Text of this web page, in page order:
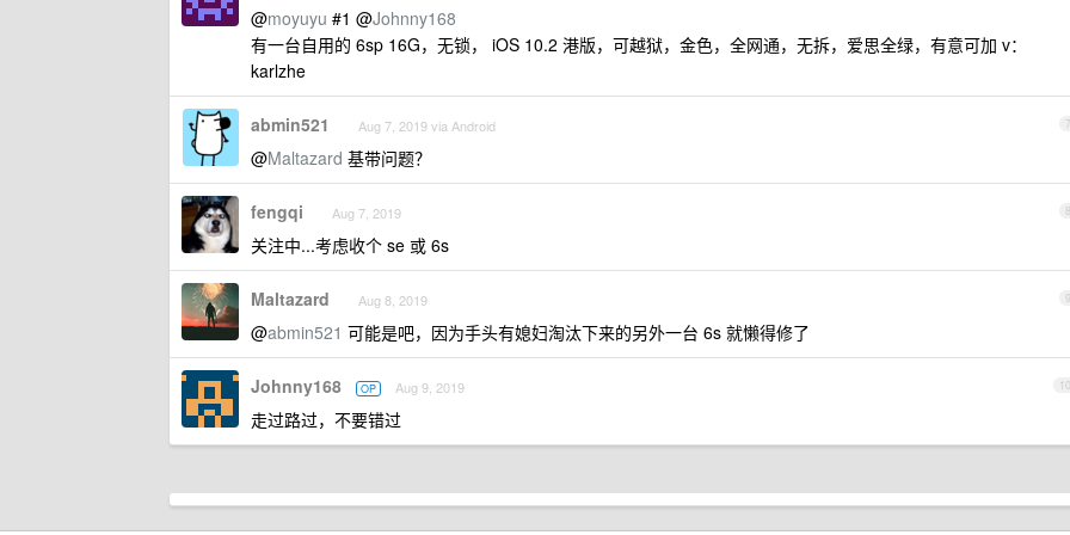
@moyuyu #1 @Johnny168
有一台自用的 6sp 16G，无锁， iOS 10.2 港版，可越狱，金色，全网通，无拆，爱思全绿，有意可加 v：
karlzhe
7
abmin521 Aug 7, 2019 via Android
@Maltazard 基带问题？
8
fengqi Aug 7, 2019
关注中...考虑收个 se 或 6s
9
Maltazard Aug 8, 2019
@abmin521 可能是吧，因为手头有媳妇淘汰下来的另外一台 6s 就懒得修了
10
Johnny168 OP Aug 9, 2019
走过路过，不要错过